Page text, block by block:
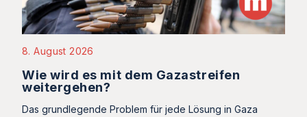
8. August 2026
Wie wird es mit dem Gazastreifen
weitergehen?
Das grundlegende Problem für jede Lösung in Gaza